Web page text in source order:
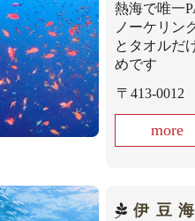
熱海で唯一
ノーケリン
とタオルだ
めです
〒413-0012
more
伊豆